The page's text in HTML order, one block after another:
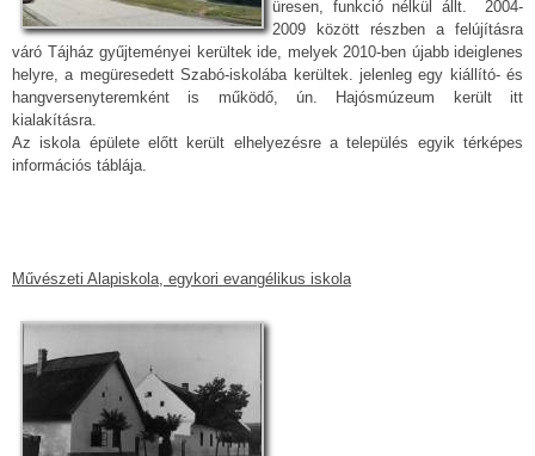
üresen, funkció nélkül állt. 2004-
2009 között részben a felújításra
váró Tájház gyűjteményei kerültek ide, melyek 2010-ben újabb ideiglenes
helyre, a megüresedett Szabó-iskolába kerültek. jelenleg egy kiállító- és
hangversenyteremként is működő, ún. Hajósmúzeum került itt
kialakításra.
Az iskola épülete előtt került elhelyezésre a település egyik térképes
információs táblája.
Művészeti Alapiskola, egykori evangélikus iskola